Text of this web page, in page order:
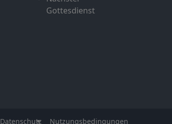
Gottesdienst
Datenschutz Nutzungsbedingungen